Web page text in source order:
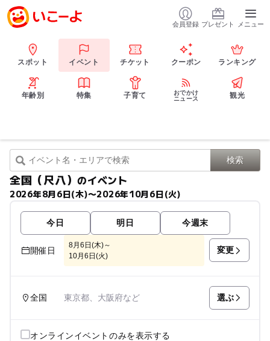
会員登録 プレゼント メニュー
スポット イベント チケット クーポン ランキング
年齢別 特集 子育て
おでかけ
ニュース
観光
全国（尺八）のイベント
2026年8月6日(木)〜2026年10月6日(火)
今日 明日 今週末
開催日
8月6日(木)～
10月6日(火)
変更
全国 東京都、大阪府など 選ぶ
オンラインイベントのみを表示する